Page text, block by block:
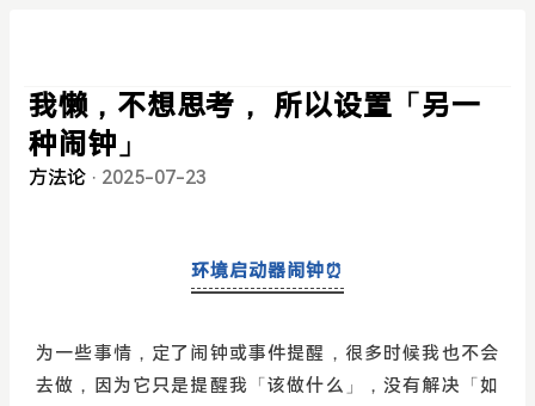
我懒，不想思考， 所以设置「另一
种闹钟」
方法论 · 2025-07-23
环境启动器闹钟⏰
为一些事情，定了闹钟或事件提醒，很多时候我也不会
去做，因为它只是提醒我「该做什么」，没有解决「如